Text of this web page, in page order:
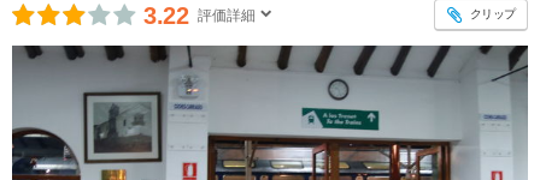
3.22 評価詳細 クリップ